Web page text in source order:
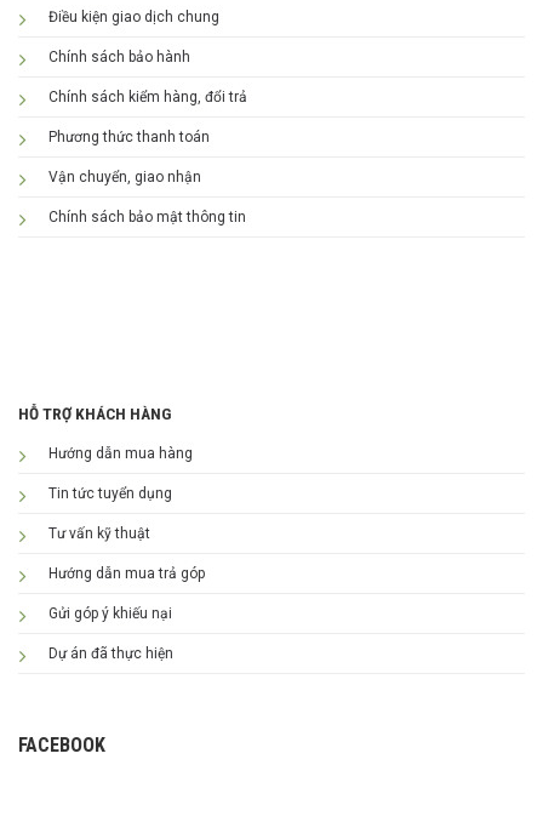
Điều kiện giao dịch chung
Chính sách bảo hành
Chính sách kiểm hàng, đổi trả
Phương thức thanh toán
Vận chuyển, giao nhận
Chính sách bảo mật thông tin
HỖ TRỢ KHÁCH HÀNG
Hướng dẫn mua hàng
Tin tức tuyển dụng
Tư vấn kỹ thuật
Hướng dẫn mua trả góp
Gửi góp ý khiếu nại
Dự án đã thực hiện
FACEBOOK